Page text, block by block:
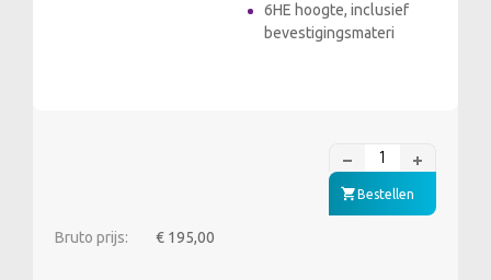
6HE hoogte, inclusief
bevestigingsmateri
Bestellen
Bruto prijs: € 195,00